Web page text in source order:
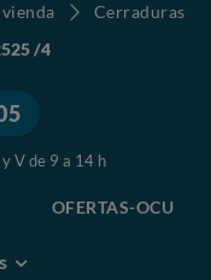
Cerraduras
/4
V de 9 a 14 h
OFERTAS-OCU